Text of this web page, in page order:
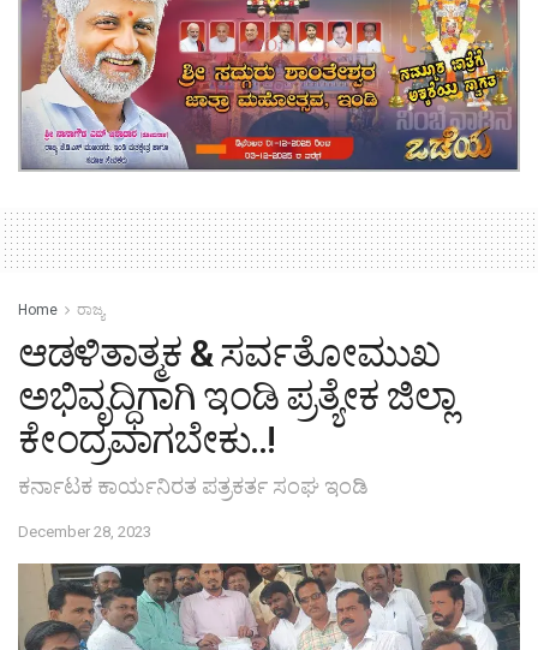
Home ರಾಜ್ಯ
ಆಡಳಿತಾತ್ಮಕ & ಸರ್ವತೋಮುಖ
ಅಭಿವೃದ್ಧಿಗಾಗಿ ಇಂಡಿ ಪ್ರತ್ಯೇಕ ಜಿಲ್ಲಾ
ಕೇಂದ್ರವಾಗಬೇಕು..!
ಕರ್ನಾಟಕ ಕಾರ್ಯನಿರತ ಪತ್ರಕರ್ತ ಸಂಘ ಇಂಡಿ
December 28, 2023